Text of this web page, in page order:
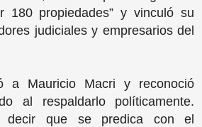
180 propiedades” y vinculó su
judiciales y empresarios del
a Mauricio Macri y reconoció
al respaldarlo políticamente.
decir que se predica con el